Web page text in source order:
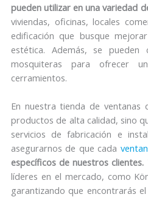
pueden utilizar en una variedad
viviendas, oficinas, locales
edificación que busque
estética. Además, se pueden
mosquiteras para ofrecer
cerramientos.
En nuestra tienda de ventanas
productos de alta calidad, sino
servicios de fabricación e
asegurarnos de que cada
específicos de nuestros clientes.
líderes en el mercado, como
garantizando que encontrarás